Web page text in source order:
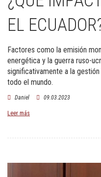
EL
Factores como la emisión
energética y la guerra ruso-
significativamente a la
todo el mundo.
Daniel 09.03.2023
Leer más